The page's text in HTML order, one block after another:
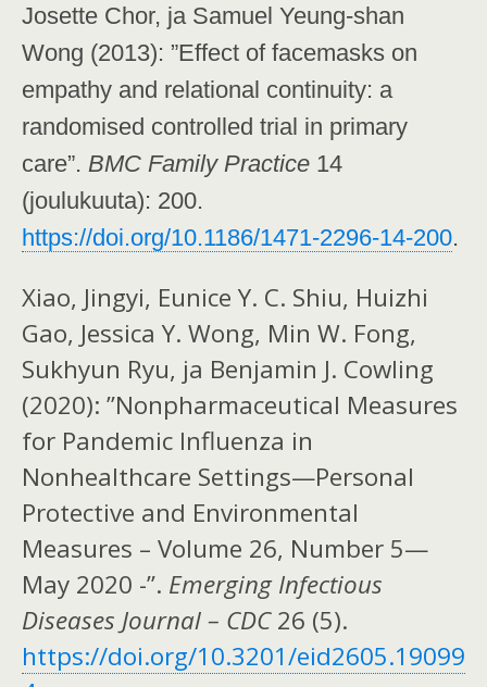
Josette Chor, ja Samuel Yeung-shan
Wong (2013): ”Effect of facemasks on
empathy and relational continuity: a
randomised controlled trial in primary
care”. BMC Family Practice 14
(joulukuuta): 200.
https://doi.org/10.1186/1471-2296-14-200.
Xiao, Jingyi, Eunice Y. C. Shiu, Huizhi
Gao, Jessica Y. Wong, Min W. Fong,
Sukhyun Ryu, ja Benjamin J. Cowling
(2020): ”Nonpharmaceutical Measures
for Pandemic Influenza in
Nonhealthcare Settings—Personal
Protective and Environmental
Measures – Volume 26, Number 5—
May 2020 -”. Emerging Infectious
Diseases Journal – CDC26 (5).
https://doi.org/10.3201/eid2605.19099